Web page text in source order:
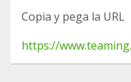
Copia y pega la URL
https://